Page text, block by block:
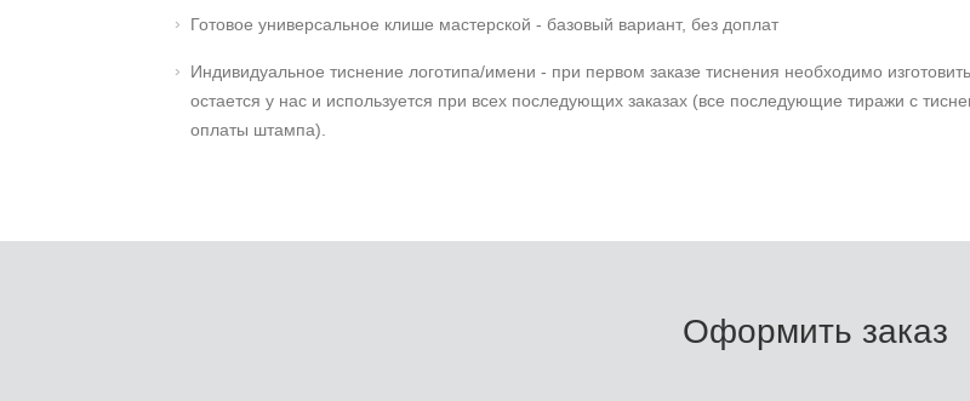
Готовое универсальное клише мастерской - базовый вариант, без доплат
Индивидуальное тиснение логотипа/имени - при первом заказе тиснения необходимо
остается у нас и используется при всех последующих заказах (все последующие тиражи с
оплаты штампа).
Оформить заказ